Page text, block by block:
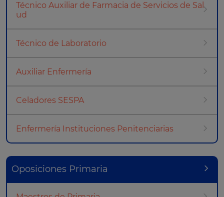
Técnico Auxiliar de Farmacia de Servicios de Sal
ud
Técnico de Laboratorio
Auxiliar Enfermería
Celadores SESPA
Enfermería Instituciones Penitenciarias
Oposiciones Primaria